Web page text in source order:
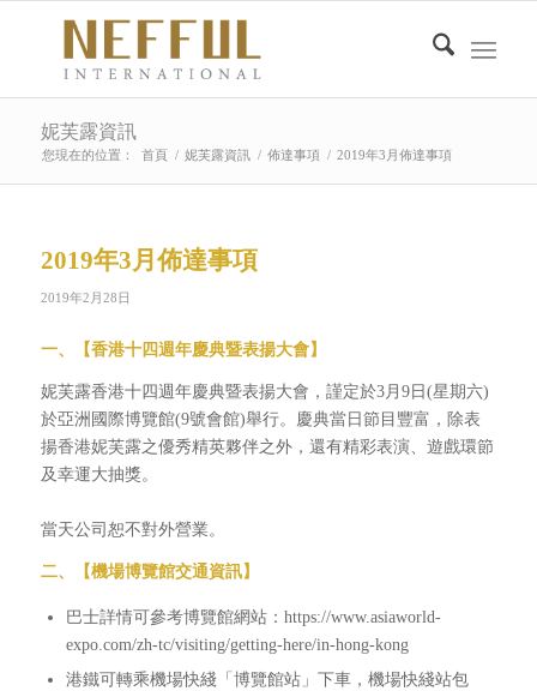
妮芙露資訊
您現在的位置： 首頁 / 妮芙露資訊 / 佈達事項 / 2019年3月佈達事項
2019年3月佈達事項
2019年2月28日
一、【香港十四週年慶典暨表揚大會】
妮芙露香港十四週年慶典暨表揚大會，謹定於3月9日(星期六)
於亞洲國際博覽館(9號會館)舉行。慶典當日節目豐富，除表
揚香港妮芙露之優秀精英夥伴之外，還有精彩表演、遊戲環節
及幸運大抽獎。
當天公司恕不對外營業。
二、 【機場博覽館交通資訊】
巴士詳情可參考博覽館網站：https://www.asiaworld-
expo.com/zh-tc/visiting/getting-here/in-hong-kong
港鐵可轉乘機場快綫「博覽館站」下車，機場快綫站包